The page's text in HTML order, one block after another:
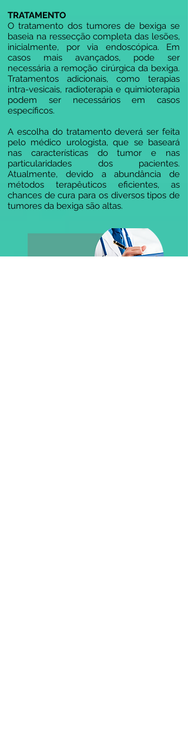
TRATAMENTO
O tratamento dos tumores de bexiga se
baseia na ressecção completa das lesões,
inicialmente, por via endoscópica. Em
casos mais avançados, pode ser
necessária a remoção cirúrgica da bexiga.
Tratamentos adicionais, como terapias
intra-vesicais, radioterapia e quimioterapia
podem ser necessários em casos
específicos.
A escolha do tratamento deverá ser feita
pelo médico urologista, que se baseará
nas características do tumor e nas
particularidades dos pacientes.
Atualmente, devido a abundância de
métodos terapêuticos eficientes, as
chances de cura para os diversos tipos de
tumores da bexiga são altas.